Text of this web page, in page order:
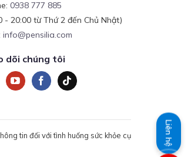
0938 777 885
- 20:00 từ Thứ 2 đến Chủ Nhật)
info@pensilia.com
dõi chúng tôi
tin đối với tình huống sức khỏe cụ
Liên hệ